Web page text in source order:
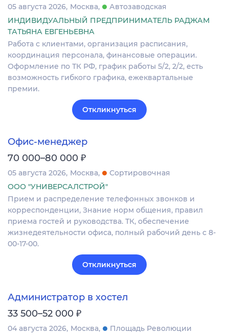
05 августа 2026 Москва
Автозаводская
ИНДИВИДУАЛЬНЫЙ ПРЕДПРИНИМАТЕЛЬ РАДЖАМ
ТАТЬЯНА ЕВГЕНЬЕВНА
Работа с клиентами, организация расписания,
координация персонала, финансовые операции.
Оформление по ТК РФ, график работы 5/2, 2/2, есть
возможность гибкого графика, ежеквартальные
премии.
Откликнуться
Офис-менеджер
70 000–80 000 ₽
05 августа 2026 Москва
Сортировочная
ООО "УНИВЕРСАЛСТРОЙ"
Прием и распределение телефонных звонков и
корреспонденции, Знание норм общения, правил
приема гостей и руководства. ТК, обеспечение
жизнедеятельности офиса, полный рабочий день с 8-
00-17-00.
Откликнуться
Администратор в хостел
33 500–52 000 ₽
04 августа 2026 Москва Площадь Революции